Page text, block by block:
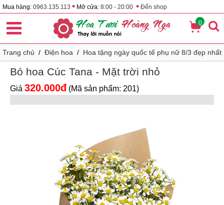
Mua hàng: 0963.135.113 • Mở cửa: 8:00 - 20:00 • Đến shop
0
Trang chủ / Điện hoa / Hoa tặng ngày quốc tế phụ nữ 8/3 đẹp nhất
Bó hoa Cúc Tana - Mặt trời nhỏ
Giá 320.000đ (Mã sản phẩm: 201)